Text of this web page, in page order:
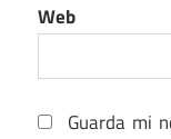
Web
Guarda mi